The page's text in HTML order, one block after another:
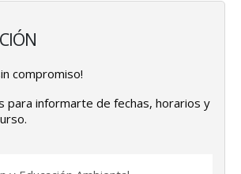
compromiso!
para informarte de fechas, horarios y